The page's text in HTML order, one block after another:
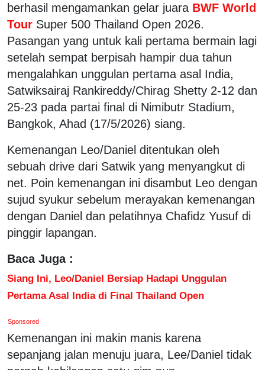
berhasil mengamankan gelar juara BWF World
Tour Super 500 Thailand Open 2026.
Pasangan yang untuk kali pertama bermain lagi
setelah sempat berpisah hampir dua tahun
mengalahkan unggulan pertama asal India,
Satwiksairaj Rankireddy/Chirag Shetty 2-12 dan
25-23 pada partai final di Nimibutr Stadium,
Bangkok, Ahad (17/5/2026) siang.
Kemenangan Leo/Daniel ditentukan oleh
sebuah drive dari Satwik yang menyangkut di
net. Poin kemenangan ini disambut Leo dengan
sujud syukur sebelum merayakan kemenangan
dengan Daniel dan pelatihnya Chafidz Yusuf di
pinggir lapangan.
Baca Juga :
Siang Ini, Leo/Daniel Bersiap Hadapi Unggulan
Pertama Asal India di Final Thailand Open
Sponsored
Kemenangan ini makin manis karena
sepanjang jalan menuju juara, Lee/Daniel tidak